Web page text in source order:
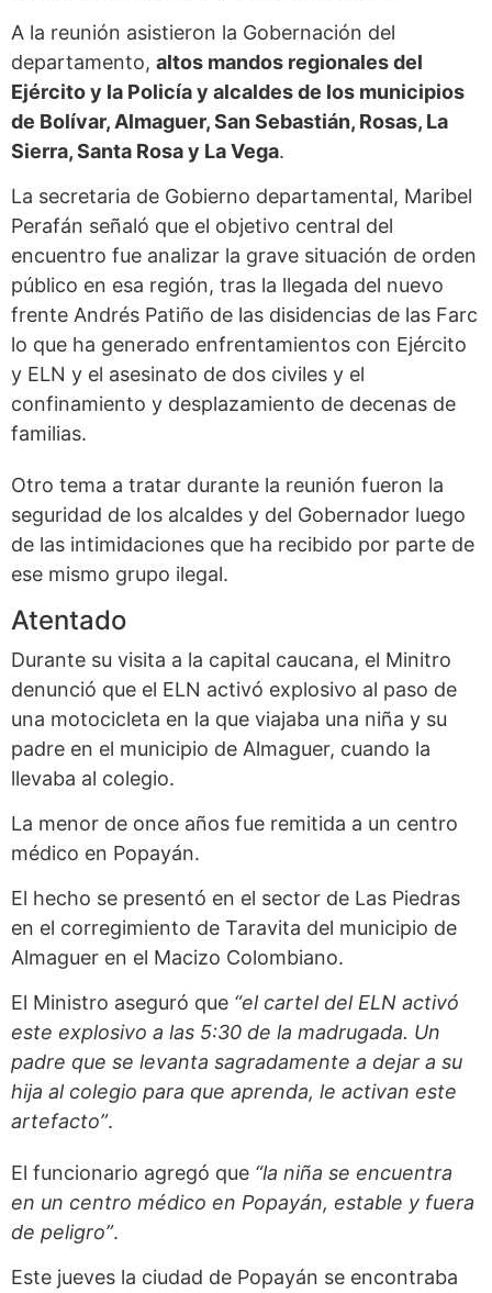
A la reunión asistieron la Gobernación del
departamento, altos mandos regionales del
Ejército y la Policía y alcaldes de los municipios
de Bolívar, Almaguer, San Sebastián, Rosas, La
Sierra, Santa Rosa y La Vega.
La secretaria de Gobierno departamental, Maribel
Perafán señaló que el objetivo central del
encuentro fue analizar la grave situación de orden
público en esa región, tras la llegada del nuevo
frente Andrés Patiño de las disidencias de las Farc
lo que ha generado enfrentamientos con Ejército
y ELN y el asesinato de dos civiles y el
confinamiento y desplazamiento de decenas de
familias.
Otro tema a tratar durante la reunión fueron la
seguridad de los alcaldes y del Gobernador luego
de las intimidaciones que ha recibido por parte de
ese mismo grupo ilegal.
Atentado
Durante su visita a la capital caucana, el Minitro
denunció que el ELN activó explosivo al paso de
una motocicleta en la que viajaba una niña y su
padre en el municipio de Almaguer, cuando la
llevaba al colegio.
La menor de once años fue remitida a un centro
médico en Popayán.
El hecho se presentó en el sector de Las Piedras
en el corregimiento de Taravita del municipio de
Almaguer en el Macizo Colombiano.
El Ministro aseguró que “el cartel del ELN activó
este explosivo a las 5:30 de la madrugada. Un
padre que se levanta sagradamente a dejar a su
hija al colegio para que aprenda, le activan este
artefacto”.
El funcionario agregó que “la niña se encuentra
en un centro médico en Popayán, estable y fuera
de peligro”.
Este jueves la ciudad de Popayán se encontraba